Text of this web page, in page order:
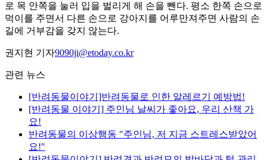
로 목 안쪽을 눌러 입을 벌리게 해 손을 뺀다. 평소 한쪽 손으로
먹이를 주면서 다른 손으로 강아지를 어루만져주면 사람의 손
길에 거부감을 갖지 않는다.
권지현 기자9090ji@etoday.co.kr
관련 뉴스
[반려동물이야기]반려동물로 인한 알레르기 예방법!
[반려동물 이야기] 주인님 날씨가 좋아요, 우리 산책 가
요!
반려동물의 이상행동 "주인님, 저 지금 스트레스받았어
요!"